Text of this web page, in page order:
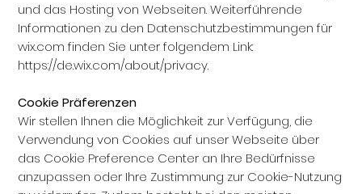
und das Hosting von Webseiten. Weiterführende
Informationen zu den Datenschutzbestimmungen für
wix.com finden Sie unter folgendem Link:
https://de.wix.com/about/privacy.
Cookie Präferenzen
Wir stellen Ihnen die Möglichkeit zur Verfügung, die
Verwendung von Cookies auf unser Webseite über
das Cookie Preference Center an Ihre Bedürfnisse
anzupassen oder Ihre Zustimmung zur Cookie-Nutzung